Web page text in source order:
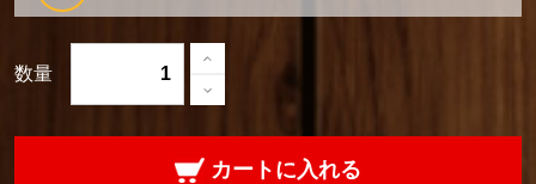
数量
カートに入れる